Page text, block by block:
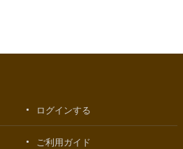
ログインする
ご利用ガイド